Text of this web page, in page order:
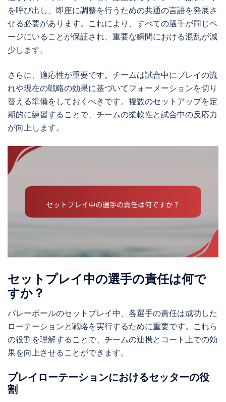
を呼び出し、即座に調整を行うための共通の言語を発展さ
せる必要があります。これにより、すべての選手が同じペ
ージにいることが保証され、重要な瞬間における混乱が減
少します。
さらに、適応性が重要です。チームは試合中にプレイの流
れや現在の戦略の効果に基づいてフォーメーションを切り
替える準備をしておくべきです。複数のセットアップを定
期的に練習することで、チームの柔軟性と試合中の反応力
が向上します。
セットプレイ中の選手の責任は何で
すか？
バレーボールのセットプレイ中、各選手の責任は成功した
ローテーションと戦略を実行するために重要です。これら
の役割を理解することで、チームの連携とコート上での効
果を向上させることができます。
プレイローテーションにおけるセッターの役
割